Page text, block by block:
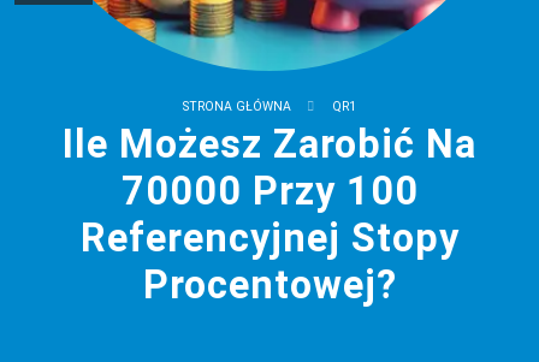
STRONA GŁÓWNA QR1
Ile Możesz Zarobić Na
70000 Przy 100
Referencyjnej Stopy
Procentowej?